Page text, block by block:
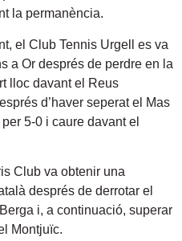
la permanència.
el Club Tennis Urgell es va
a Or després de perdre en la
lloc davant el Reus
d’haver seperat el Mas
5-0 i caure davant el
Club va obtenir una
després de derrotar el
i, a continuació, superar
Montjuïc.